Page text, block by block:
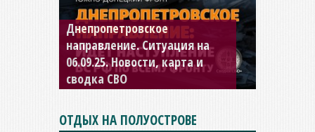
Константиновское
направление. Ситуация на
04.09.25 Новости, карта и
сводка СВО
ОТДЫХ НА ПОЛУОСТРОВЕ